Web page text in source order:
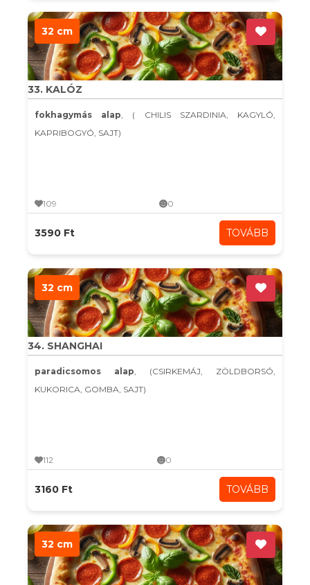
32 cm
33. KALÓZ
fokhagymás alap, ( CHILIS SZARDINIA, KAGYLÓ,
KAPRIBOGYÓ, SAJT)
109 0
3590 Ft TOVÁBB
32 cm
34. SHANGHAI
paradicsomos alap, (CSIRKEMÁJ, ZÖLDBORSÓ,
KUKORICA, GOMBA, SAJT)
112 0
3160 Ft TOVÁBB
32 cm